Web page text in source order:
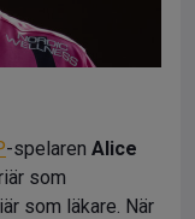
-spelaren Alice
som
som läkare. När